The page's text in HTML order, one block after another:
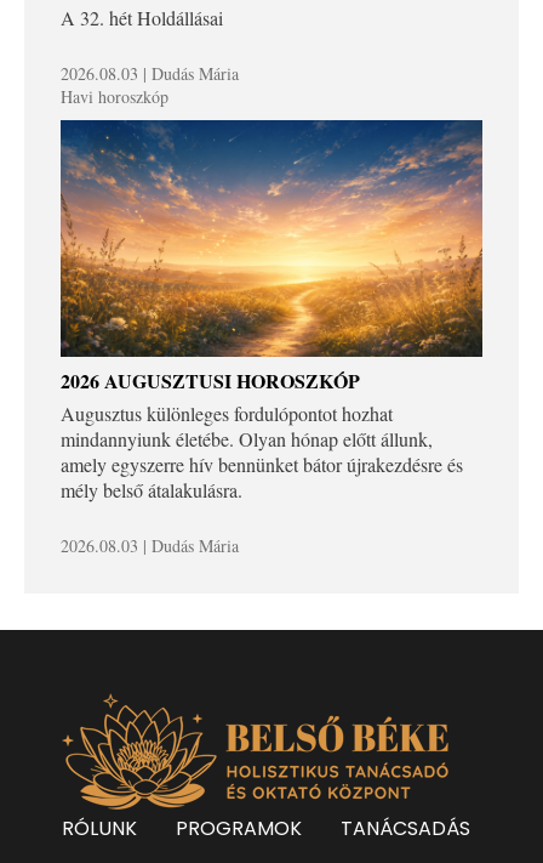
A 32. hét Holdállásai
2026.08.03 | Dudás Mária
Havi horoszkóp
2026 AUGUSZTUSI HOROSZKÓP
Augusztus különleges fordulópontot hozhat
mindannyiunk életébe. Olyan hónap előtt állunk,
amely egyszerre hív bennünket bátor újrakezdésre és
mély belső átalakulásra.
2026.08.03 | Dudás Mária
RÓLUNK PROGRAMOK
TANÁCSADÁS